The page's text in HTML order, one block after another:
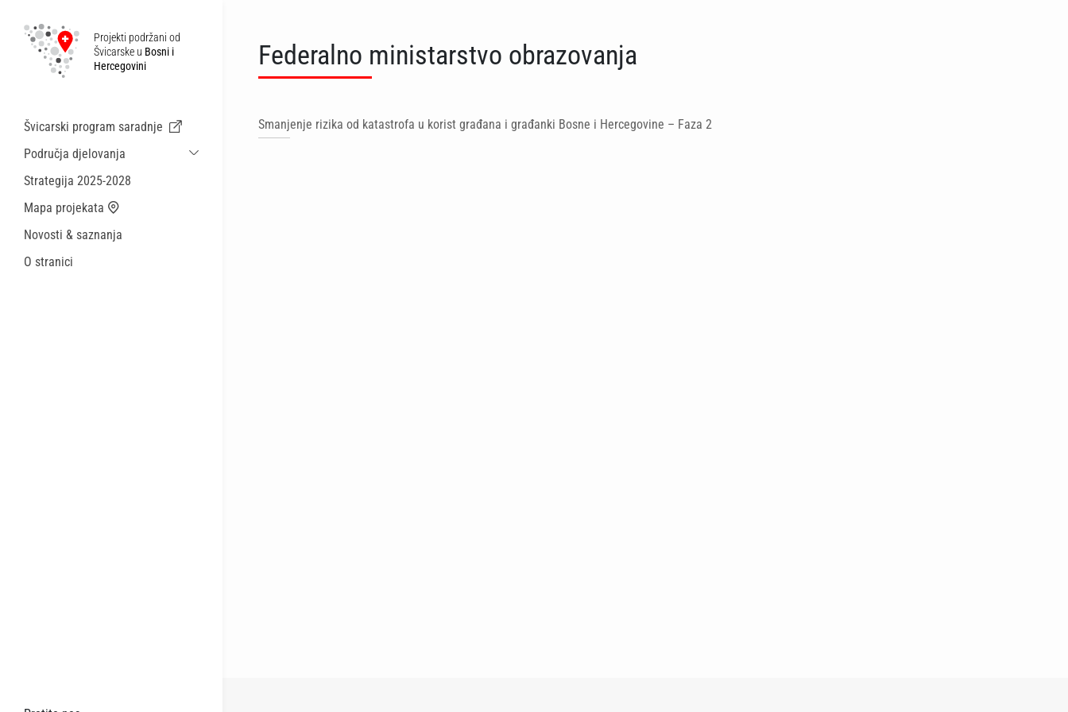
Projekti podržani od
Švicarske u Bosni i
Hercegovini
Švicarski program saradnje
Područja djelovanja
Održiva ekonomska saradnja i migracije
Strategija 2025-2028
Mapa projekata
Novosti & saznanja
O stranici
Federalno ministarstvo obrazovanja
Smanjenje rizika od katastrofa u korist građana i građanki Bosne i Hercegovine – Faza 2